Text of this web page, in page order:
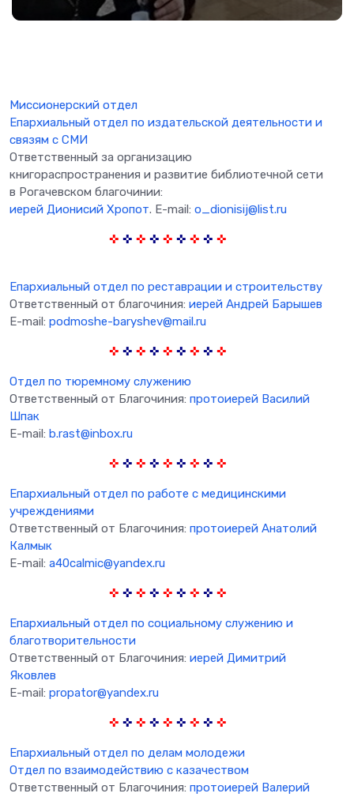
Миссионерский отдел
Епархиальный отдел по издательской деятельности и
связям с СМИ
Ответственный за организацию
книгораспространения и развитие библиотечной сети
в Рогачевском благочинии:
иерей Дионисий Хропот. E-mail: o_dionisij@list.ru
✜ ✜ ✜ ✜ ✜ ✜ ✜ ✜ ✜
Епархиальный отдел по реставрации и строительству
Ответственный от благочиния: иерей Андрей Барышев
E-mail: podmoshe-baryshev@mail.ru
✜ ✜ ✜ ✜ ✜ ✜ ✜ ✜ ✜
Отдел по тюремному служению
Ответственный от Благочиния: протоиерей Василий
Шпак
E-mail: b.rast@inbox.ru
✜ ✜ ✜ ✜ ✜ ✜ ✜ ✜ ✜
Епархиальный отдел по работе с медицинскими
учреждениями
Ответственный от Благочиния: протоиерей Анатолий
Калмык
E-mail: a40calmic@yandex.ru
✜ ✜ ✜ ✜ ✜ ✜ ✜ ✜ ✜
Епархиальный отдел по социальному служению и
благотворительности
Ответственный от Благочиния: иерей Димитрий
Яковлев
E-mail: propator@yandex.ru
✜ ✜ ✜ ✜ ✜ ✜ ✜ ✜ ✜
Епархиальный отдел по делам молодежи
Отдел по взаимодействию с казачеством
Ответственный от Благочиния: протоиерей Валерий